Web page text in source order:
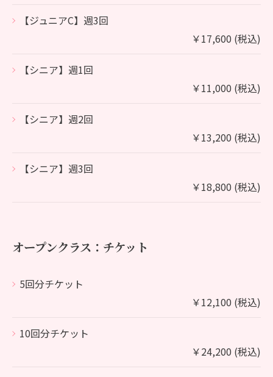
【ジュニアC】週3回
￥17,600 (税込)
【シニア】週1回
￥11,000 (税込)
【シニア】週2回
￥13,200 (税込)
【シニア】週3回
￥18,800 (税込)
オープンクラス：チケット
5回分チケット
￥12,100 (税込)
10回分チケット
￥24,200 (税込)